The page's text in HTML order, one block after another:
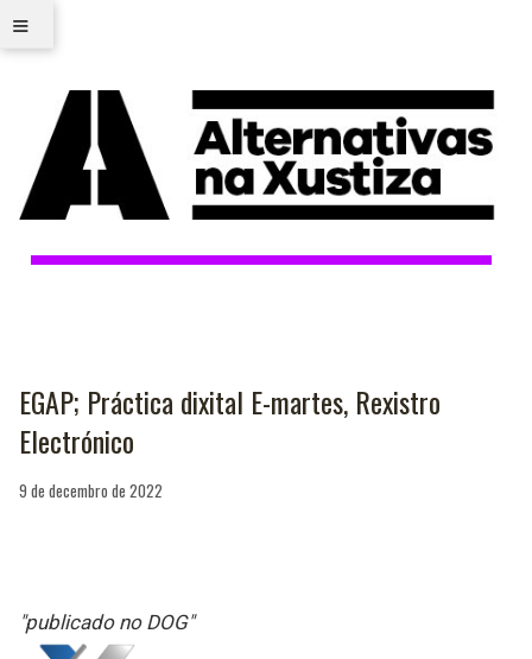
≡
EGAP; Práctica dixital E-martes, Rexistro
Electrónico
9 de decembro de 2022
"publicado no DOG"